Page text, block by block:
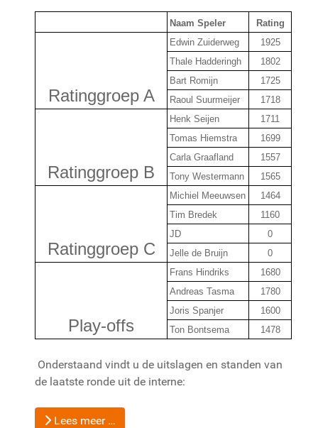
Naam Speler Rating
Ratinggroep A
Edwin Zuiderweg
1925
Thale Hadderingh
1802
Bart Romijn
1725
Raoul Suurmeijer
1718
Ratinggroep B
Henk Seijen
1711
Tomas Hiemstra
1699
Carla Graafland
1557
Tony Westermann
1565
Ratinggroep C
Michiel Meeuwsen
1464
Tim Bredek
1160
JD
0
Jelle de Bruijn
0
Play-offs
Frans Hindriks
1680
Andreas Tasma
1780
Joris Spanjer
1600
Ton Bontsema
1478
Onderstaand vindt u de uitslagen en standen van
de laatste ronde uit de interne:
Lees meer …